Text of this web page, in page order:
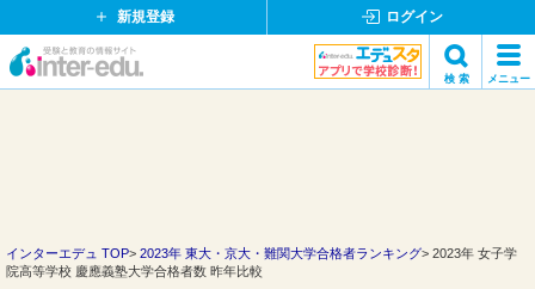
新規登録 ログイン
イ
ド
ッ
検 索 メニュー
インターエデュ TOP 2023年 東大・京大・難関大学合格者ランキング
2023年 女子学
院高等学校 慶應義塾大学合格者数 昨年比較